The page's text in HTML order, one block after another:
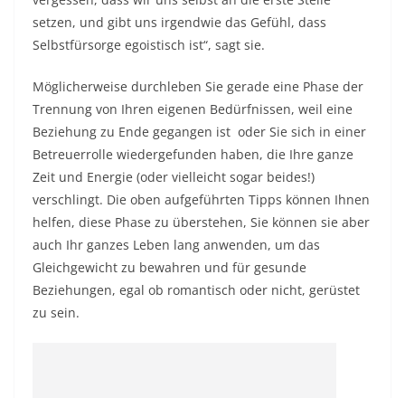
setzen, und gibt uns irgendwie das Gefühl, dass
Selbstfürsorge egoistisch ist“, sagt sie.
Möglicherweise durchleben Sie gerade eine Phase der
Trennung von Ihren eigenen Bedürfnissen, weil eine
Beziehung zu Ende gegangen ist oder Sie sich in einer
Betreuerrolle wiedergefunden haben, die Ihre ganze
Zeit und Energie (oder vielleicht sogar beides!)
verschlingt. Die oben aufgeführten Tipps können Ihnen
helfen, diese Phase zu überstehen, Sie können sie aber
auch Ihr ganzes Leben lang anwenden, um das
Gleichgewicht zu bewahren und für gesunde
Beziehungen, egal ob romantisch oder nicht, gerüstet
zu sein.